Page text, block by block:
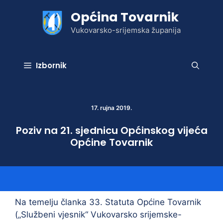
Općina Tovarnik
Vukovarsko-srijemska županija
Izbornik
17. rujna 2019.
Poziv na 21. sjednicu Općinskog vijeća
Općine Tovarnik
Na temelju članka 33. Statuta Općine Tovarnik
(„Službeni vjesnik“ Vukovarsko srijemske-